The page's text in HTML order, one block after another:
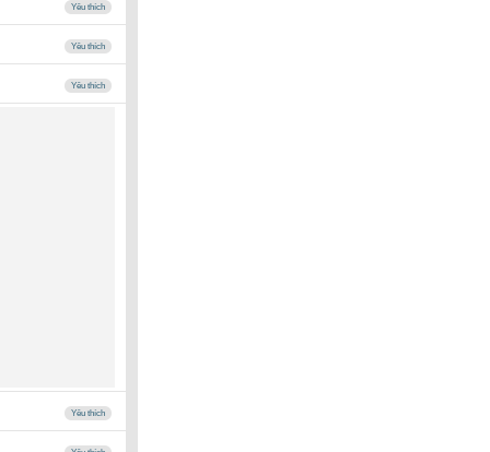
Yêu thích
Yêu thích
Yêu thích
Yêu thích